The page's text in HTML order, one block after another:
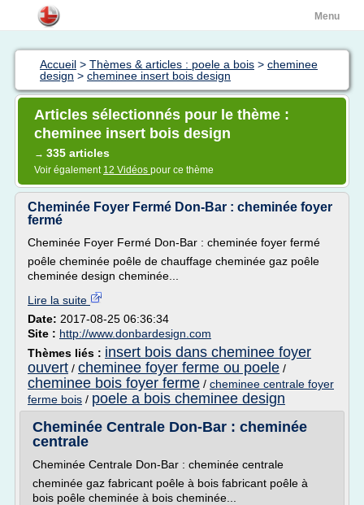
Menu
Accueil > Thèmes & articles : poele a bois > cheminee
design > cheminee insert bois design
Articles sélectionnés pour le thème :
cheminee insert bois design
→ 335 articles
Voir également 12 Vidéos pour ce thème
Cheminée Foyer Fermé Don-Bar : cheminée foyer
fermé
Cheminée Foyer Fermé Don-Bar : cheminée foyer fermé
poêle cheminée poêle de chauffage cheminée gaz poêle
cheminée design cheminée...
Lire la suite
Date: 2017-08-25 06:36:34
Site : http://www.donbardesign.com
Thèmes liés : insert bois dans cheminee foyer
ouvert / cheminee foyer ferme ou poele /
cheminee bois foyer ferme / cheminee centrale foyer
ferme bois / poele a bois cheminee design
Cheminée Centrale Don-Bar : cheminée
centrale
Cheminée Centrale Don-Bar : cheminée centrale
cheminée gaz fabricant poêle à bois fabricant poêle à
bois poêle cheminée à bois cheminée...